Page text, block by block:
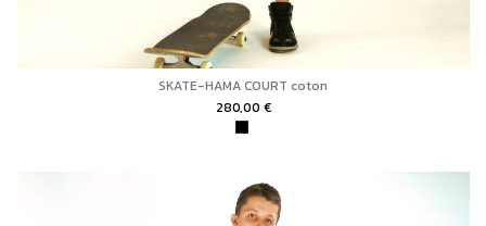
SKATE-HAMA COURT coton
280,00 €